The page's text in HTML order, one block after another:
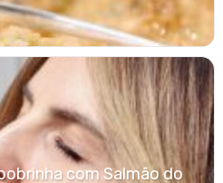
com Salmão do